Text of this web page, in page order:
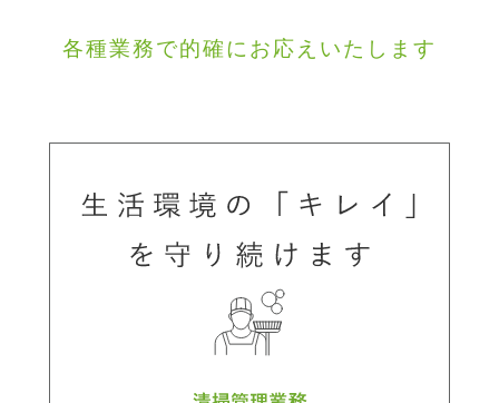
各種業務で的確にお応えいたします